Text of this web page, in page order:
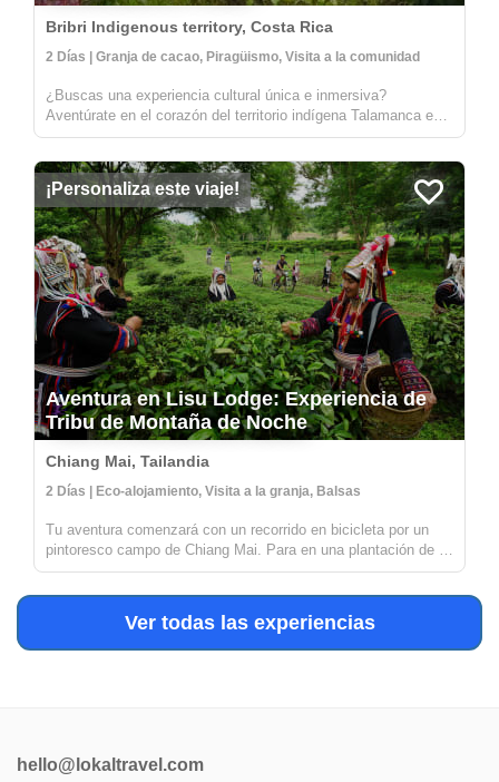
Bribri Indigenous territory, Costa Rica
2 Días | Granja de cacao, Piragüismo, Visita a la comunidad
¿Buscas una experiencia cultural única e inmersiva?
Aventúrate en el corazón del territorio indígena Talamanca en
la parte alta del río Yorkin. Saliendo del pueblo de Bambú,
comunidad de Yor...
¡Personaliza este viaje!
Aventura en Lisu Lodge: Experiencia de
Tribu de Montaña de Noche
Chiang Mai, Tailandia
2 Días | Eco-alojamiento, Visita a la granja, Balsas
Tu aventura comenzará con un recorrido en bicicleta por un
pintoresco campo de Chiang Mai. Para en una plantación de té
orgánico para descubrir cómo se cultiva, procesa y transforma
Ver todas las experiencias
hello@lokaltravel.com